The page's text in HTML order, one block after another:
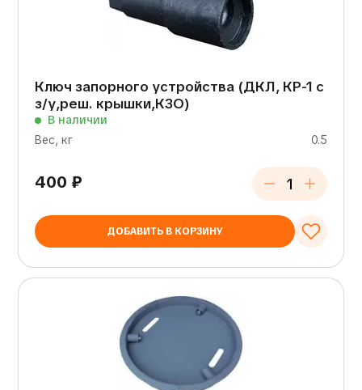
Ключ запорного устройства (ДКЛ, КР-1 с
з/у,реш. крышки,КЗО)
В наличии
Вес, кг
0.5
400 ₽
ДОБАВИТЬ В КОРЗИНУ